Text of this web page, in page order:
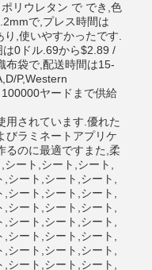
リウレタン で でき,色
で,プレス時間は
,使いやすかったです.
0ドル.69から$2.89 /
布袋で,配送時間は15-
P,Western
ヤードまで供給
用されています.優れた
びラミネートアプリケ
るのに最適ですまた,柔
ート,シート,シート,
シート,シート,シート,
シート,シート,シート,
シート,シート,シート,
シート,シート,シート,
シート,シート,シート,
シート,シート,シート,
シート,シート,シート,